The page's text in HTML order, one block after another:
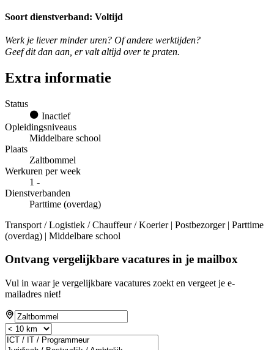
Soort dienstverband: Voltijd
Werk je liever minder uren? Of andere werktijden?
Geef dit dan aan, er valt altijd over te praten.
Extra informatie
Status
Inactief
Opleidingsniveaus
Middelbare school
Plaats
Zaltbommel
Werkuren per week
1 -
Dienstverbanden
Parttime (overdag)
Transport / Logistiek / Chauffeur / Koerier | Postbezorger | Parttime
(overdag) | Middelbare school
Ontvang vergelijkbare vacatures in je mailbox
Vul in waar je vergelijkbare vacatures zoekt en vergeet je e-
mailadres niet!